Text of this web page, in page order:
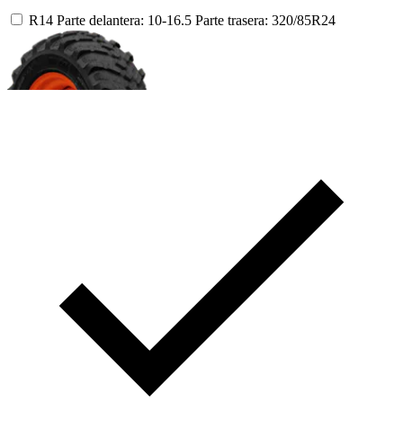
R14 Parte delantera: 10-16.5 Parte trasera: 320/85R24